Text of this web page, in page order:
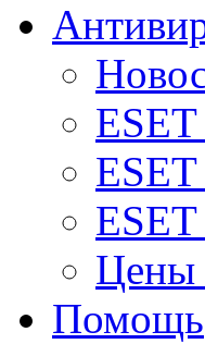
Цены
Помощь